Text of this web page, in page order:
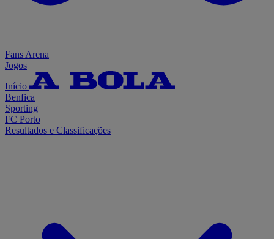
Fans Arena
Jogos
Início
Benfica
Sporting
FC Porto
Resultados e Classificações